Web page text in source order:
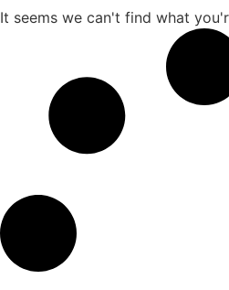
It seems we can't find what